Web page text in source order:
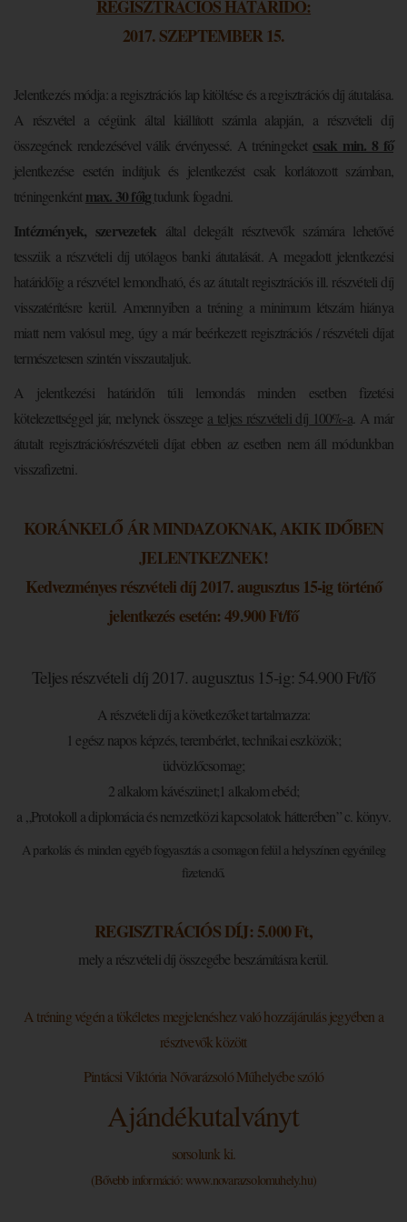
REGISZTRÁCIÓS HATÁRIDŐ:
2017. SZEPTEMBER 15.
Jelentkezés módja: a regisztrációs lap kitöltése és a regisztrációs díj átutalása.
A részvétel a cégünk által kiállított számla alapján, a részvételi díj
összegének rendezésével válik érvényessé. A tréningeket csak min. 8 fő
jelentkezése esetén indítjuk és jelentkezést csak korlátozott számban,
tréningenként max. 30 főigtudunk fogadni.
Intézmények, szervezetek által delegált résztvevők számára lehetővé
tesszük a részvételi díj utólagos banki átutalását. A megadott jelentkezési
határidőig a részvétel lemondható, és az átutalt regisztrációs ill. részvételi díj
visszatérítésre kerül. Amennyiben a tréning a minimum létszám hiánya
miatt nem valósul meg, úgy a már beérkezett regisztrációs / részvételi díjat
természetesen szintén visszautaljuk.
A jelentkezési határidőn túli lemondás minden esetben fizetési
kötelezettséggel jár, melynek összege a teljes részvételi díj 100%-a. A már
átutalt regisztrációs/részvételi díjat ebben az esetben nem áll módunkban
visszafizetni.
KORÁNKELŐ ÁR MINDAZOKNAK, AKIK IDŐBEN
JELENTKEZNEK!
Kedvezményes részvételi díj 2017. augusztus 15-ig történő
jelentkezés esetén: 49.900 Ft/fő
Teljes részvételi díj 2017. augusztus 15-ig: 54.900 Ft/fő
A részvételi díj a következőket tartalmazza:
1 egész napos képzés, terembérlet, technikai eszközök;
üdvözlőcsomag;
2 alkalom kávészünet;1 alkalom ebéd;
a „Protokoll a diplomácia és nemzetközi kapcsolatok hátterében” c. könyv.
A parkolás és minden egyéb fogyasztás a csomagon felül a helyszínen egyénileg
fizetendő.
REGISZTRÁCIÓS DÍJ: 5.000 Ft,
mely a részvételi díj összegébe beszámításra kerül.
A tréning végén a tökéletes megjelenéshez való hozzájárulás jegyében a
résztvevők között
Pintácsi Viktória Nővarázsoló Műhelyébe szóló
Ajándékutalványt
sorsolunk ki.
(Bővebb információ:www.novarazsolomuhely.hu)